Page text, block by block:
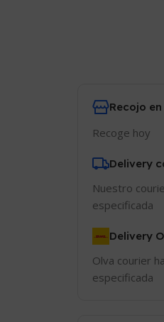
Recojo
Recoge hoy
Delivery
Nuestro
especificada
Delivery
Olva courier
especificada